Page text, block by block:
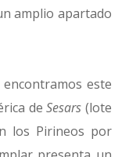
amplio apartado
este
deSesars (lote
los Pirineos por